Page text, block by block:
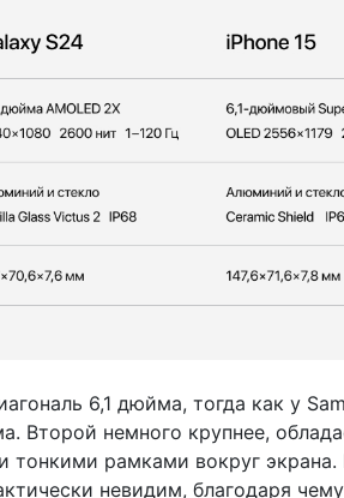
6,1 дюйма, тогда как у
Второй немного крупнее,
тонкими рамками вокруг экрана.
невидим, благодаря